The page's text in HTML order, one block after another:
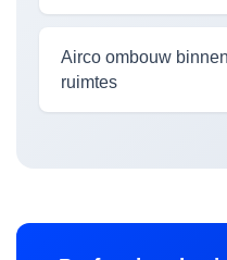
Airco ombouw
ruimtes